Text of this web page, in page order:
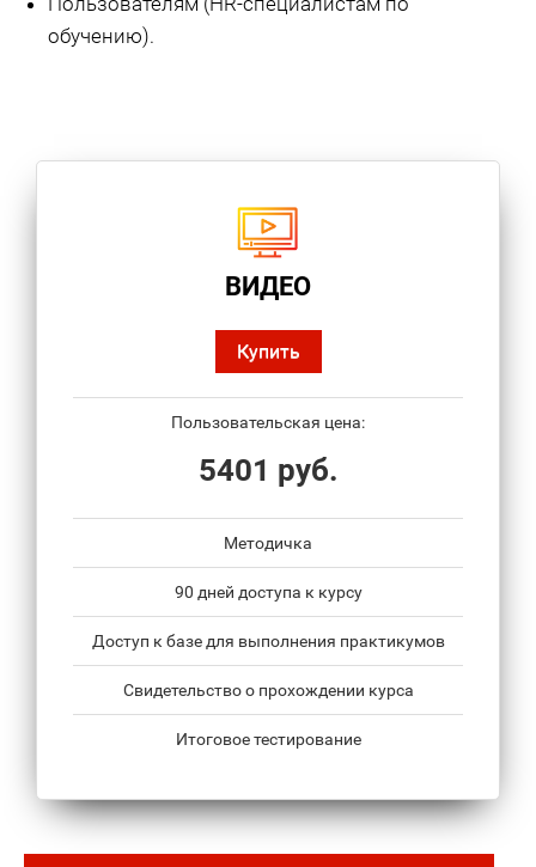
обучению).
ВИДЕО
Купить
Пользовательская цена:
5401 руб.
Методичка
90 дней доступа к курсу
Доступ к базе для выполнения практикумов
Свидетельство о прохождении курса
Итоговое тестирование